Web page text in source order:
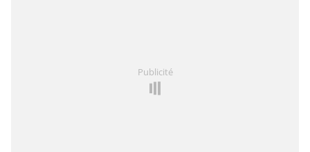
Publicité